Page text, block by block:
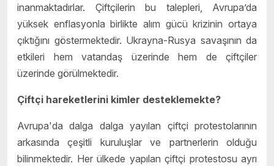
inanmaktadırlar. Çiftçilerin bu talepleri, Avrupa’da
yüksek enflasyonla birlikte alım gücü krizinin ortaya
çıktığını göstermektedir. Ukrayna-Rusya savaşının da
etkileri hem vatandaş üzerinde hem de çiftçiler
üzerinde görülmektedir.
Çiftçi hareketlerini kimler desteklemekte?
Avrupa'da dalga dalga yayılan çiftçi protestolarının
arkasında çeşitli kuruluşlar ve partnerlerin olduğu
bilinmektedir. Her ülkede yapılan çiftçi protestosu ayrı